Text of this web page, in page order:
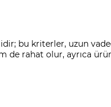
bu kriterler, uzun
de rahat olur, ayrıca